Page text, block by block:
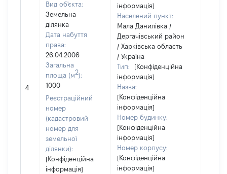
4
Вид об'єкта:
Земельна
ділянка
Дата набуття
права:
26.04.2006
Загальна
площа (м2):
1000
Реєстраційний
номер
(кадастровий
номер для
земельної
ділянки):
[Конфіденційна
інформація]
інформація]
Населений пункт:
Мала Данилівка /
Дергачівський район
/ Харківська область
/ Україна
Тип:
[Конфіденційна
інформація]
Назва:
[Конфіденційна
інформація]
Номер будинку:
[Конфіденційна
інформація]
Номер корпусу:
[Конфіденційна
інформація]